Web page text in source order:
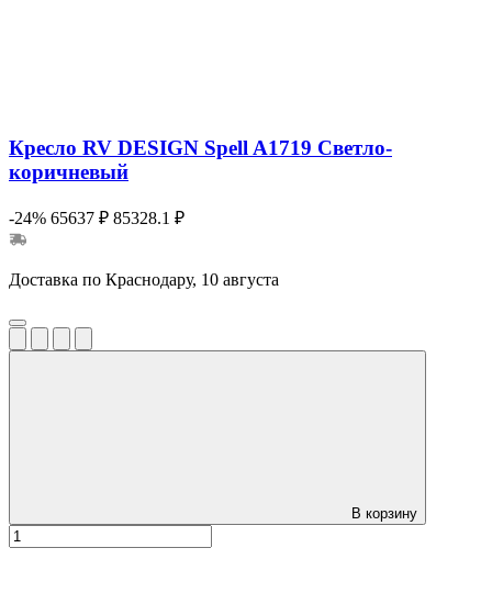
Кресло RV DESIGN Spell A1719 Светло-
коричневый
-24% 65637 ₽ 85328.1 ₽
Доставка по Краснодару, 10 августа
В корзину